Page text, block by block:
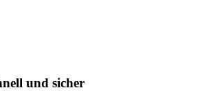
und sicher